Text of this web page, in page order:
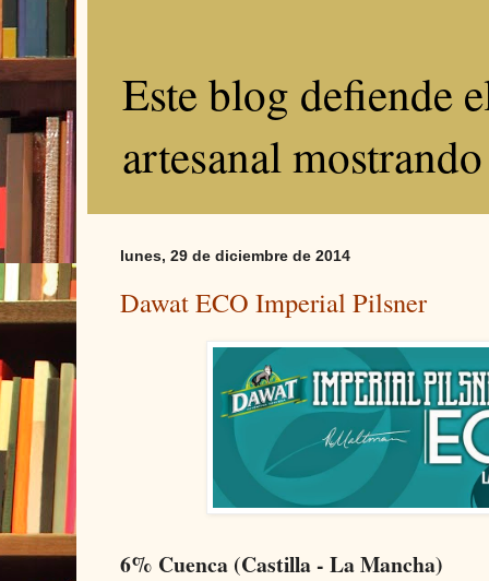
Este blog defiende
artesanal
lunes, 29 de diciembre de 2014
Dawat ECO Imperial Pilsner
6% Cuenca (Castilla - La Mancha)